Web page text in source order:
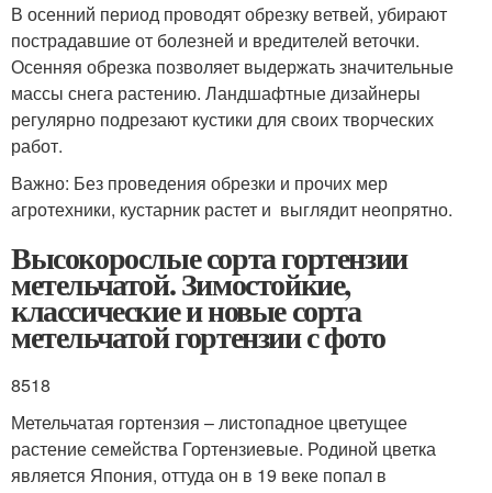
В осенний период проводят обрезку ветвей, убирают
пострадавшие от болезней и вредителей веточки.
Осенняя обрезка позволяет выдержать значительные
массы снега растению. Ландшафтные дизайнеры
регулярно подрезают кустики для своих творческих
работ.
Важно: Без проведения обрезки и прочих мер
агротехники, кустарник растет и выглядит неопрятно.
Высокорослые сорта гортензии
метельчатой. Зимостойкие,
классические и новые сорта
метельчатой гортензии с фото
8518
Метельчатая гортензия – листопадное цветущее
растение семейства Гортензиевые. Родиной цветка
является Япония, оттуда он в 19 веке попал в